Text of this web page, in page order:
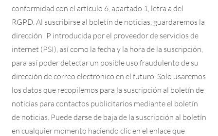
conformidad con el artículo 6, apartado 1, letra a del
RGPD. Al suscribirse al boletín de noticias, guardaremos la
dirección IP introducida por el proveedor de servicios de
internet (PSI), así como la fecha y la hora de la suscripción,
para así poder detectar un posible uso fraudulento de su
dirección de correo electrónico en el futuro. Solo usaremos
los datos que recopilemos para la suscripción al boletín de
noticias para contactos publicitarios mediante el boletín
de noticias. Puede darse de baja de la suscripción al boletín
en cualquier momento haciendo clic en el enlace que